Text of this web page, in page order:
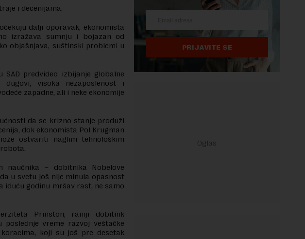
i decenijama.
dalji oporavak, ekonomista
izražava sumnju i bojazan od
objašnjava, suštinski problemi u
predvideo izbijanje globalne
visoka nezaposlenost i
zapadne, ali i neke ekonomije
da se krizno stanje produži
dok ekonomista Pol Krugman
ostvariti naglim tehnološkim
naučnika – dobitnika Nobelove
u svetu još nije minula opasnost
iduću godinu mršav rast, ne samo
Prinston, raniji dobitnik
vreme razvoj veštačke
koji su još pre desetak
PRIJAVITE SE